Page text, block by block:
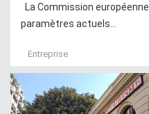
La Commission
paramètres actuels...
Entreprise